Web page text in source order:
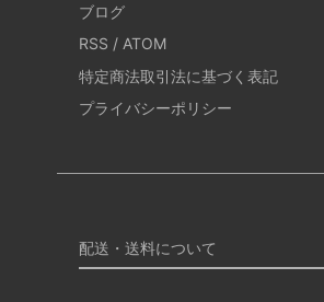
ブログ
RSS / ATOM
特定商法取引法に基づく表記
プライバシーポリシー
配送・送料について